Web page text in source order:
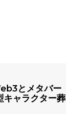
とメタバー
キャラクター葬